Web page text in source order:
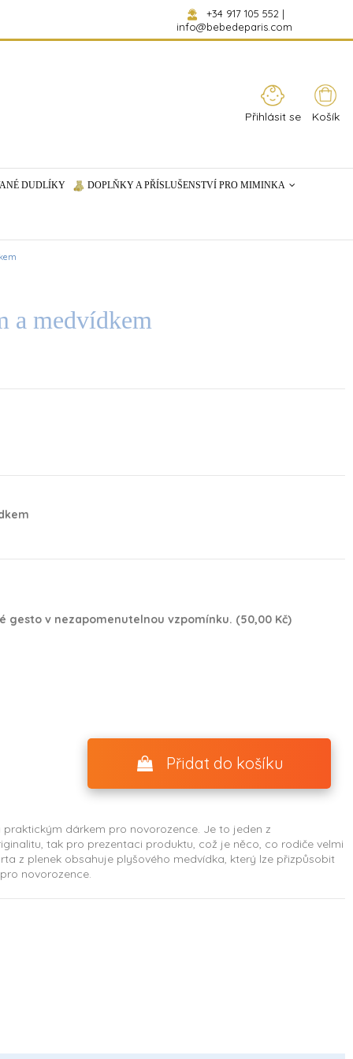
+34 917 105 552 |
info@bebedeparis.com
Přihlásit se Košík
DUDLÍKY DOPLŇKY A PŘÍSLUŠENSTVÍ PRO MIMINKA
a medvídkem
gesto v nezapomenutelnou vzpomínku. (50,00 Kč)
Přidat do košíku
dárkem pro novorozence. Je to jeden z
tak pro prezentaci produktu, což je něco, co rodiče velmi
z plenek obsahuje plyšového medvídka, který lze přizpůsobit
novorozence.